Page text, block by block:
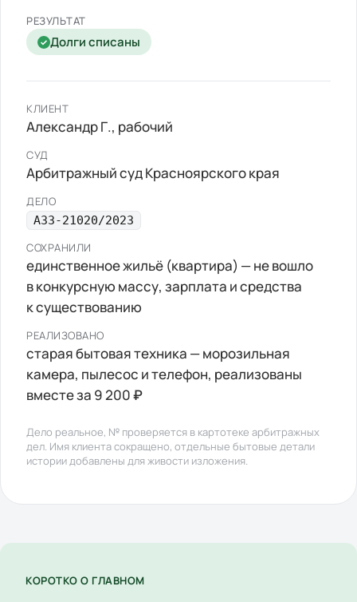
РЕЗУЛЬТАТ
✓ Долги списаны
КЛИЕНТ
Александр Г., рабочий
СУД
Арбитражный суд Красноярского края
ДЕЛО
А33-21020/2023
СОХРАНИЛИ
единственное жильё (квартира) — не вошло
в конкурсную массу, зарплата и средства
к существованию
РЕАЛИЗОВАНО
старая бытовая техника — морозильная
камера, пылесос и телефон, реализованы
вместе за 9 200 ₽
Дело реальное, № проверяется в картотеке арбитражных
дел. Имя клиента сокращено, отдельные бытовые детали
истории добавлены для живости изложения.
КОРОТКО О ГЛАВНОМ